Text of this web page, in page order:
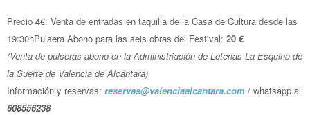
Precio 4€. Venta de entradas en taquilla de la Casa de Cultura desde las
19:30hPulsera Abono para las seis obras del Festival: 20 €
(Venta de pulseras abono en la Administriación de Loterias La Esquina de
la Suerte de Valencia de Alcántara)
Información y reservas: reservas@valenciaalcantara.com / whatsapp al
608556238